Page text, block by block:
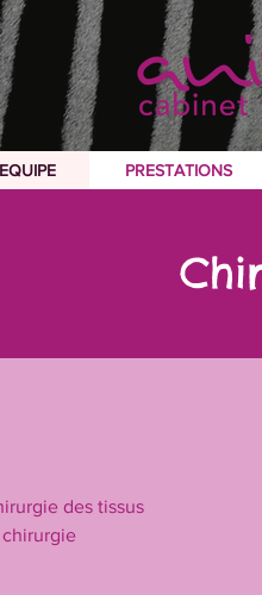
EQUIPE PRESTATIONS
des tissus
EQUIPE PRESTATIONS